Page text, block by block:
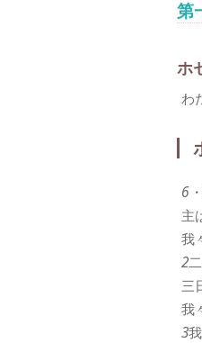
第
ホ
わ
6
主
我
2
三
我
3